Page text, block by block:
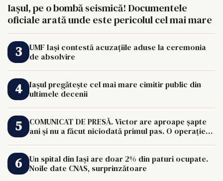
Iașul, pe o bombă seismică! Documentele
oficiale arată unde este pericolul cel mai mare
UMF Iași contestă acuzațiile aduse la ceremonia
de absolvire
Iașul pregătește cel mai mare cimitir public din
ultimele decenii
COMUNICAT DE PRESĂ. Victor are aproape șapte
ani și nu a făcut niciodată primul pas. O operație
Un spital din Iași are doar 2% din paturi ocupate.
Noile date CNAS, surprinzătoare